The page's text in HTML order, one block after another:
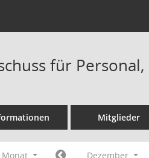
für
Mitglieder
Monat Dezember